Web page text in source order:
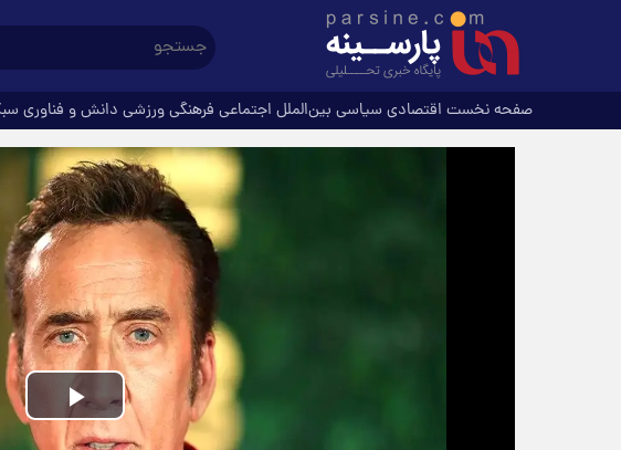
صفحه نخست اقتصادی سیاسی بین‌الملل اجتماعی فرهنگیورزشی دانش و فناوری
Play